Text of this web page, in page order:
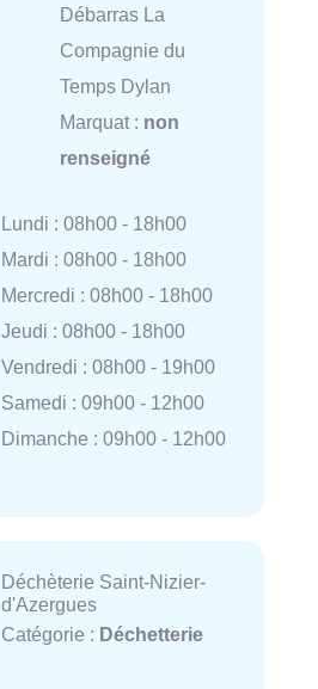
Débarras La
Compagnie du
Temps Dylan
Marquat : non
renseigné
Lundi : 08h00 - 18h00
Mardi : 08h00 - 18h00
Mercredi : 08h00 - 18h00
Jeudi : 08h00 - 18h00
Vendredi : 08h00 - 19h00
Samedi : 09h00 - 12h00
Dimanche : 09h00 - 12h00
Déchèterie Saint-Nizier-
d'Azergues
Catégorie : Déchetterie